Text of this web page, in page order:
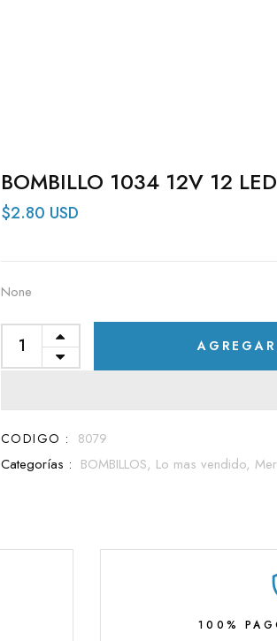
BOMBILLO 1034 12V 12
$2.80 USD
None
CODIGO : 8079
Categorías : BOMBILLOS, Lo mas vendido,
100%